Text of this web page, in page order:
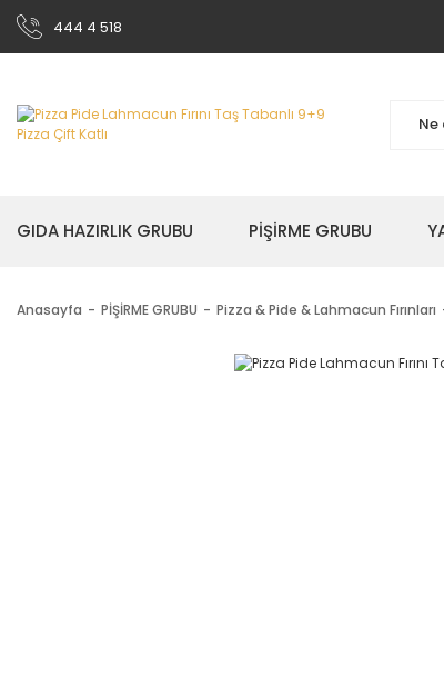
444 4 518
GIDA HAZIRLIK GRUBU PİŞİRME GRUBU
Anasayfa PİŞİRME GRUBU Pizza & Pide & Lahmacun Fırınları